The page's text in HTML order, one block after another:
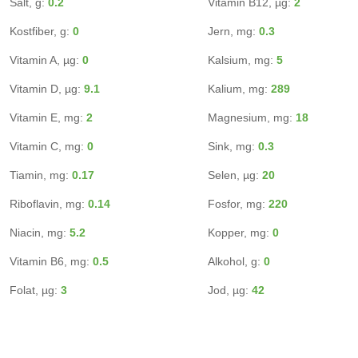
Kostfiber, g: 0
Vitamin A, µg: 0
Vitamin D, µg: 9.1
Vitamin E, mg: 2
Vitamin C, mg: 0
Tiamin, mg: 0.17
Riboflavin, mg: 0.14
Niacin, mg: 5.2
Vitamin B6, mg: 0.5
Folat, µg: 3
Jern, mg: 0.3
Kalsium, mg: 5
Kalium, mg: 289
Magnesium, mg: 18
Sink, mg: 0.3
Selen, µg: 20
Fosfor, mg: 220
Kopper, mg: 0
Alkohol, g: 0
Jod, µg: 42